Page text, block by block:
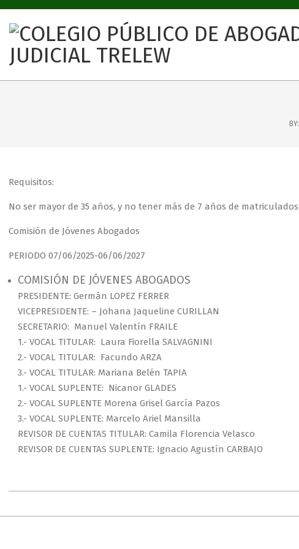
COLEGIO
JUDICIAL
TRELEW
BY:
Requisitos:
No ser mayor de 35 años, y no tener más de 7 años de matriculados
Comisión de Jóvenes Abogados
PERIODO 07/06/2025-06/06/2027
COMISIÓN DE JÓVENES ABOGADOS
PRESIDENTE: Germán LOPEZ FERRER
VICEPRESIDENTE: – Johana Jaqueline CURILLAN
SECRETARIO: Manuel Valentín FRAILE
1.- VOCAL TITULAR: Laura Fiorella SALVAGNINI
2.- VOCAL TITULAR: Facundo ARZA
3.- VOCAL TITULAR: Mariana Belén TAPIA
1.- VOCAL SUPLENTE: Nicanor GLADES
2.- VOCAL SUPLENTE Morena Grisel García Pazos
3.- VOCAL SUPLENTE: Marcelo Ariel Mansilla
REVISOR DE CUENTAS TITULAR: Camila Florencia Velasco
REVISOR DE CUENTAS SUPLENTE: Ignacio Agustín CARBAJO